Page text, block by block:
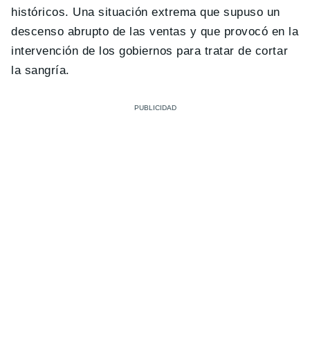
históricos. Una situación extrema que supuso un
descenso abrupto de las ventas y que provocó en la
intervención de los gobiernos para tratar de cortar
la sangría.